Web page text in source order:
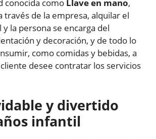
conocida como Llave en mano,
través de la empresa, alquilar el
y la persona se encarga del
y decoración, y de todo lo
como comidas y bebidas, a
desee contratar los servicios
y divertido
infantil